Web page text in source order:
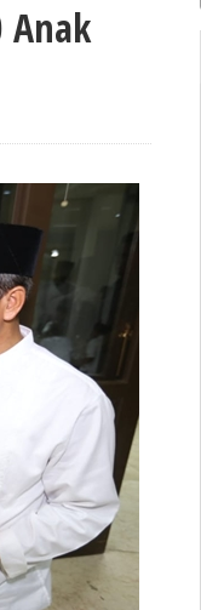
Anak